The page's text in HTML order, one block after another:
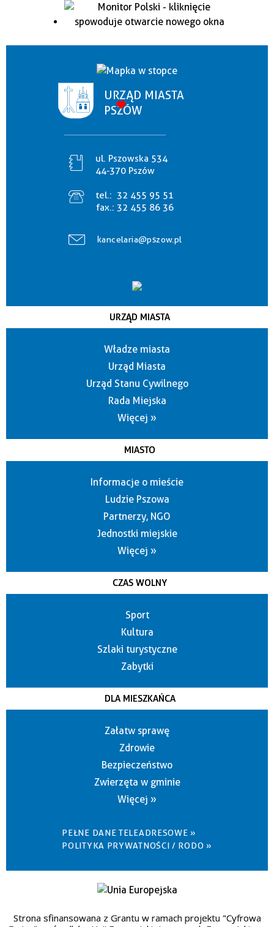
URZĄD MIASTA
PSZÓW
ul. Pszowska 534
44-370 Pszów
tel.: 32 455 95 51
fax.: 32 455 86 36
kancelaria@pszow.pl
URZĄD MIASTA
Władze miasta
Urząd Miasta
Urząd Stanu Cywilnego
Rada Miejska
Więcej »
MIASTO
Informacje o mieście
Ludzie Pszowa
Partnerzy, NGO
Jednostki miejskie
Więcej »
CZAS WOLNY
Sport
Kultura
Szlaki turystyczne
Zabytki
DLA MIESZKAŃCA
Załatw sprawę
Zdrowie
Bezpieczeństwo
Zwierzęta w gminie
Więcej »
PEŁNE DANE TELEADRESOWE »
POLITYKA PRYWATNOŚCI / RODO »
Strona sfinansowana z Grantu w ramach projektu "Cyfrowa